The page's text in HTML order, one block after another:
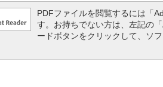
PDFファイルを閲覧するには「
す。お持ちでない方は、左記の
ードボタンをクリックして、ソ